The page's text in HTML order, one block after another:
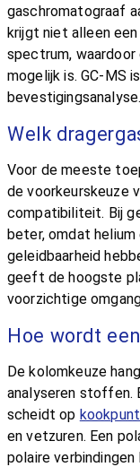
gaschromatograaf
krijgt niet alleen
spectrum,
mogelijk is. GC-MS
bevestigingsanalyse.
Welk
Voor de meeste
de voorkeurskeuze
compatibiliteit. Bij
beter, omdat
geleidbaarheid
geeft de hoogste
voorzichtige
Hoe wordt
De kolomkeuze
analyseren stoffen.
scheidt op kookpunt
en vetzuren. Een
polaire